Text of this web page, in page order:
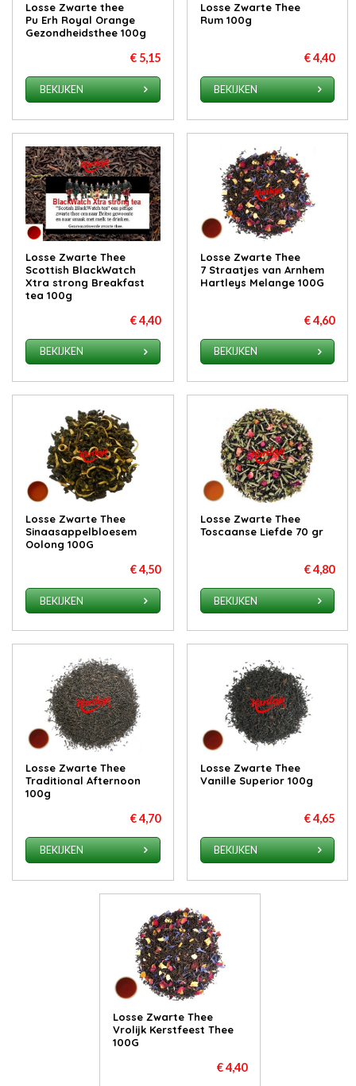
Losse Zwarte thee
Pu Erh Royal Orange
Gezondheidsthee 100g
€ 5,15
BEKIJKEN
Losse Zwarte Thee
Rum 100g
€ 4,40
BEKIJKEN
Losse Zwarte Thee
Scottish BlackWatch
Xtra strong Breakfast
tea 100g
€ 4,40
BEKIJKEN
Losse Zwarte Thee
7 Straatjes van Arnhem
Hartleys Melange 100G
€ 4,60
BEKIJKEN
Losse Zwarte Thee
Sinaasappelbloesem
Oolong 100G
€ 4,50
BEKIJKEN
Losse Zwarte Thee
Toscaanse Liefde 70 gr
€ 4,80
BEKIJKEN
Losse Zwarte Thee
Traditional Afternoon
100g
€ 4,70
BEKIJKEN
Losse Zwarte Thee
Vanille Superior 100g
€ 4,65
BEKIJKEN
Losse Zwarte Thee
Vrolijk Kerstfeest Thee
100G
€ 4,40